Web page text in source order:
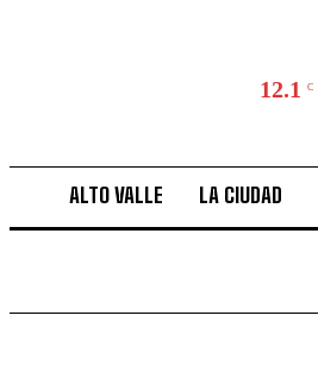
12.1 C
ALTO VALLE LA CIUDAD